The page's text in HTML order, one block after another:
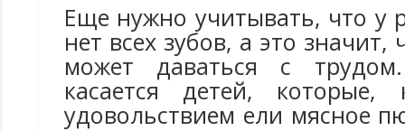
Еще нужно учитывать, что у
нет всех зубов, а это
может даваться с
касается детей,
удовольствием ели мясное